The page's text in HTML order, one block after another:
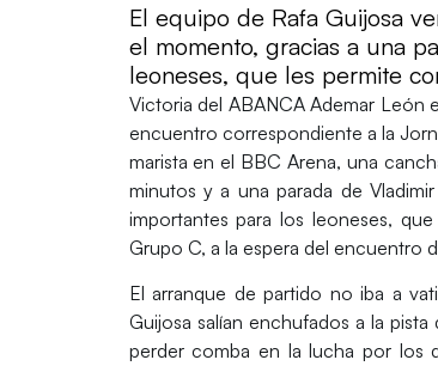
El equipo de Rafa Guijosa
el momento, gracias a una
leoneses, que les permite
Victoria del ABANCA Ademar León
encuentro correspondiente a la
marista en el BBC Arena, una
minutos y a una parada de
importantes para los leoneses,
Grupo C, a la espera del encuentro
El arranque de partido no iba a
Guijosa salían enchufados a la
perder comba en la lucha por los